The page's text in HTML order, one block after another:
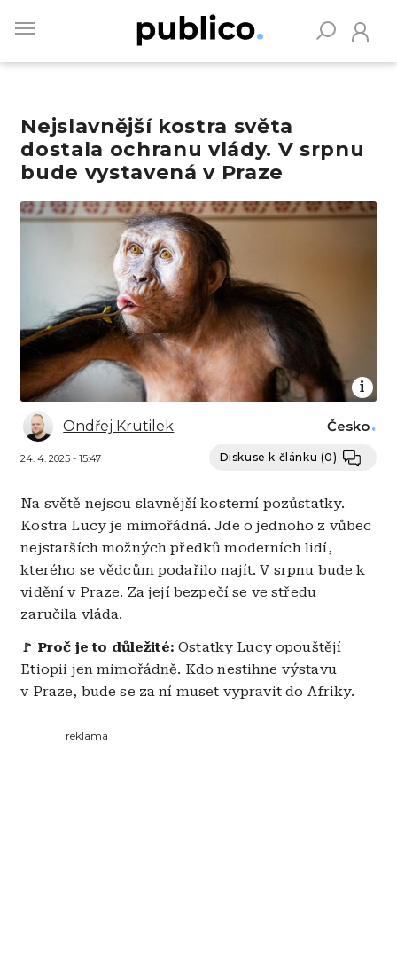
main
Nejslavnější kostra světa
dostala ochranu vlády. V srpnu
bude vystavená v Praze
Obrázek
Ondřej Krutilek
24. 4. 2025 - 15:47
Česko
Diskuse k článku (0)
Na světě nejsou slavnější kosterní pozůstatky.
Kostra Lucy je mimořádná. Jde o jednoho z vůbec
nejstarších možných předků moderních lidí,
kterého se vědcům podařilo najít. V srpnu bude k
vidění v Praze. Za její bezpečí se ve středu
zaručila vláda.
🚩 Proč je to důležité:Ostatky Lucy opouštějí
Etiopii jen mimořádně. Kdo nestihne výstavu
v Praze, bude se za ní muset vypravit do Afriky.
reklama
Vyhledávejte na Publiku